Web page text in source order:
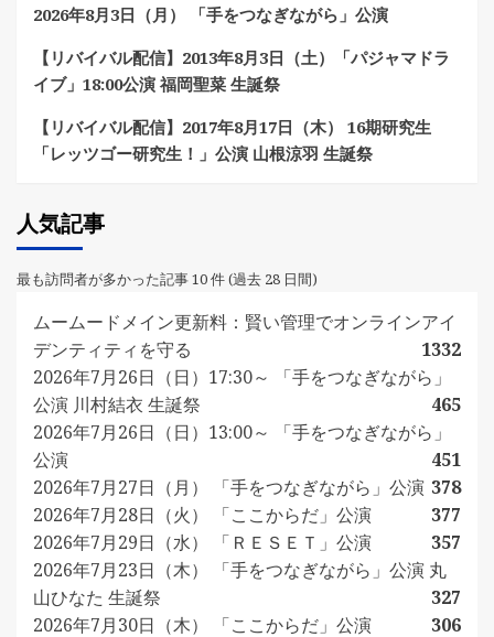
2026年8月3日（月） 「手をつなぎながら」公演
【リバイバル配信】2013年8月3日（土）「パジャマドラ
イブ」18:00公演 福岡聖菜 生誕祭
【リバイバル配信】2017年8月17日（木） 16期研究生
「レッツゴー研究生！」公演 山根涼羽 生誕祭
人気記事
最も訪問者が多かった記事 10 件 (過去 28 日間)
ムームードメイン更新料：賢い管理でオンラインアイ
デンティティを守る
1332
2026年7月26日（日）17:30～ 「手をつなぎながら」
公演 川村結衣 生誕祭
465
2026年7月26日（日）13:00～ 「手をつなぎながら」
公演
451
2026年7月27日（月） 「手をつなぎながら」公演 378
2026年7月28日（火） 「ここからだ」公演
377
2026年7月29日（水） 「ＲＥＳＥＴ」公演
357
2026年7月23日（木） 「手をつなぎながら」公演 丸
山ひなた 生誕祭
327
2026年7月30日（木） 「ここからだ」公演
306